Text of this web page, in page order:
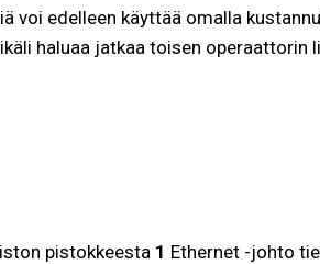
edelleen käyttää omalla
haluaa jatkaa toisen operaattorin
pistokkeesta 1 Ethernet -johto